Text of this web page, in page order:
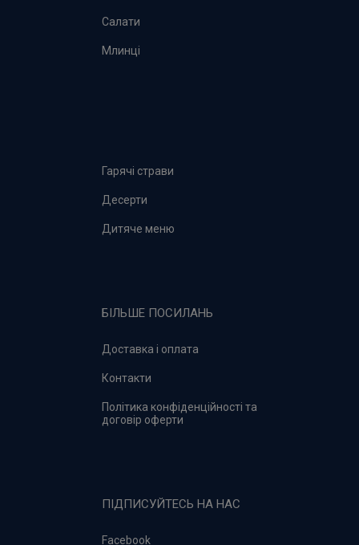
Салати
Млинці
Гарячі страви
Десерти
Дитяче меню
БІЛЬШЕ ПОСИЛАНЬ
Доставка і оплата
Контакти
Політика конфіденційності та
договір оферти
ПІДПИСУЙТЕСЬ НА НАС
Facebook